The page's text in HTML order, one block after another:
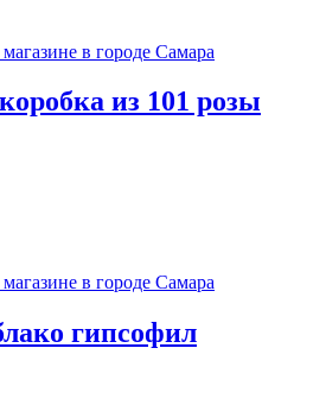
из 101 розы
гипсофил